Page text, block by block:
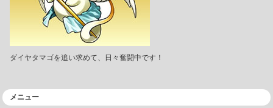
ダイヤタマゴを追い求めて、日々奮闘中です！
メニュー